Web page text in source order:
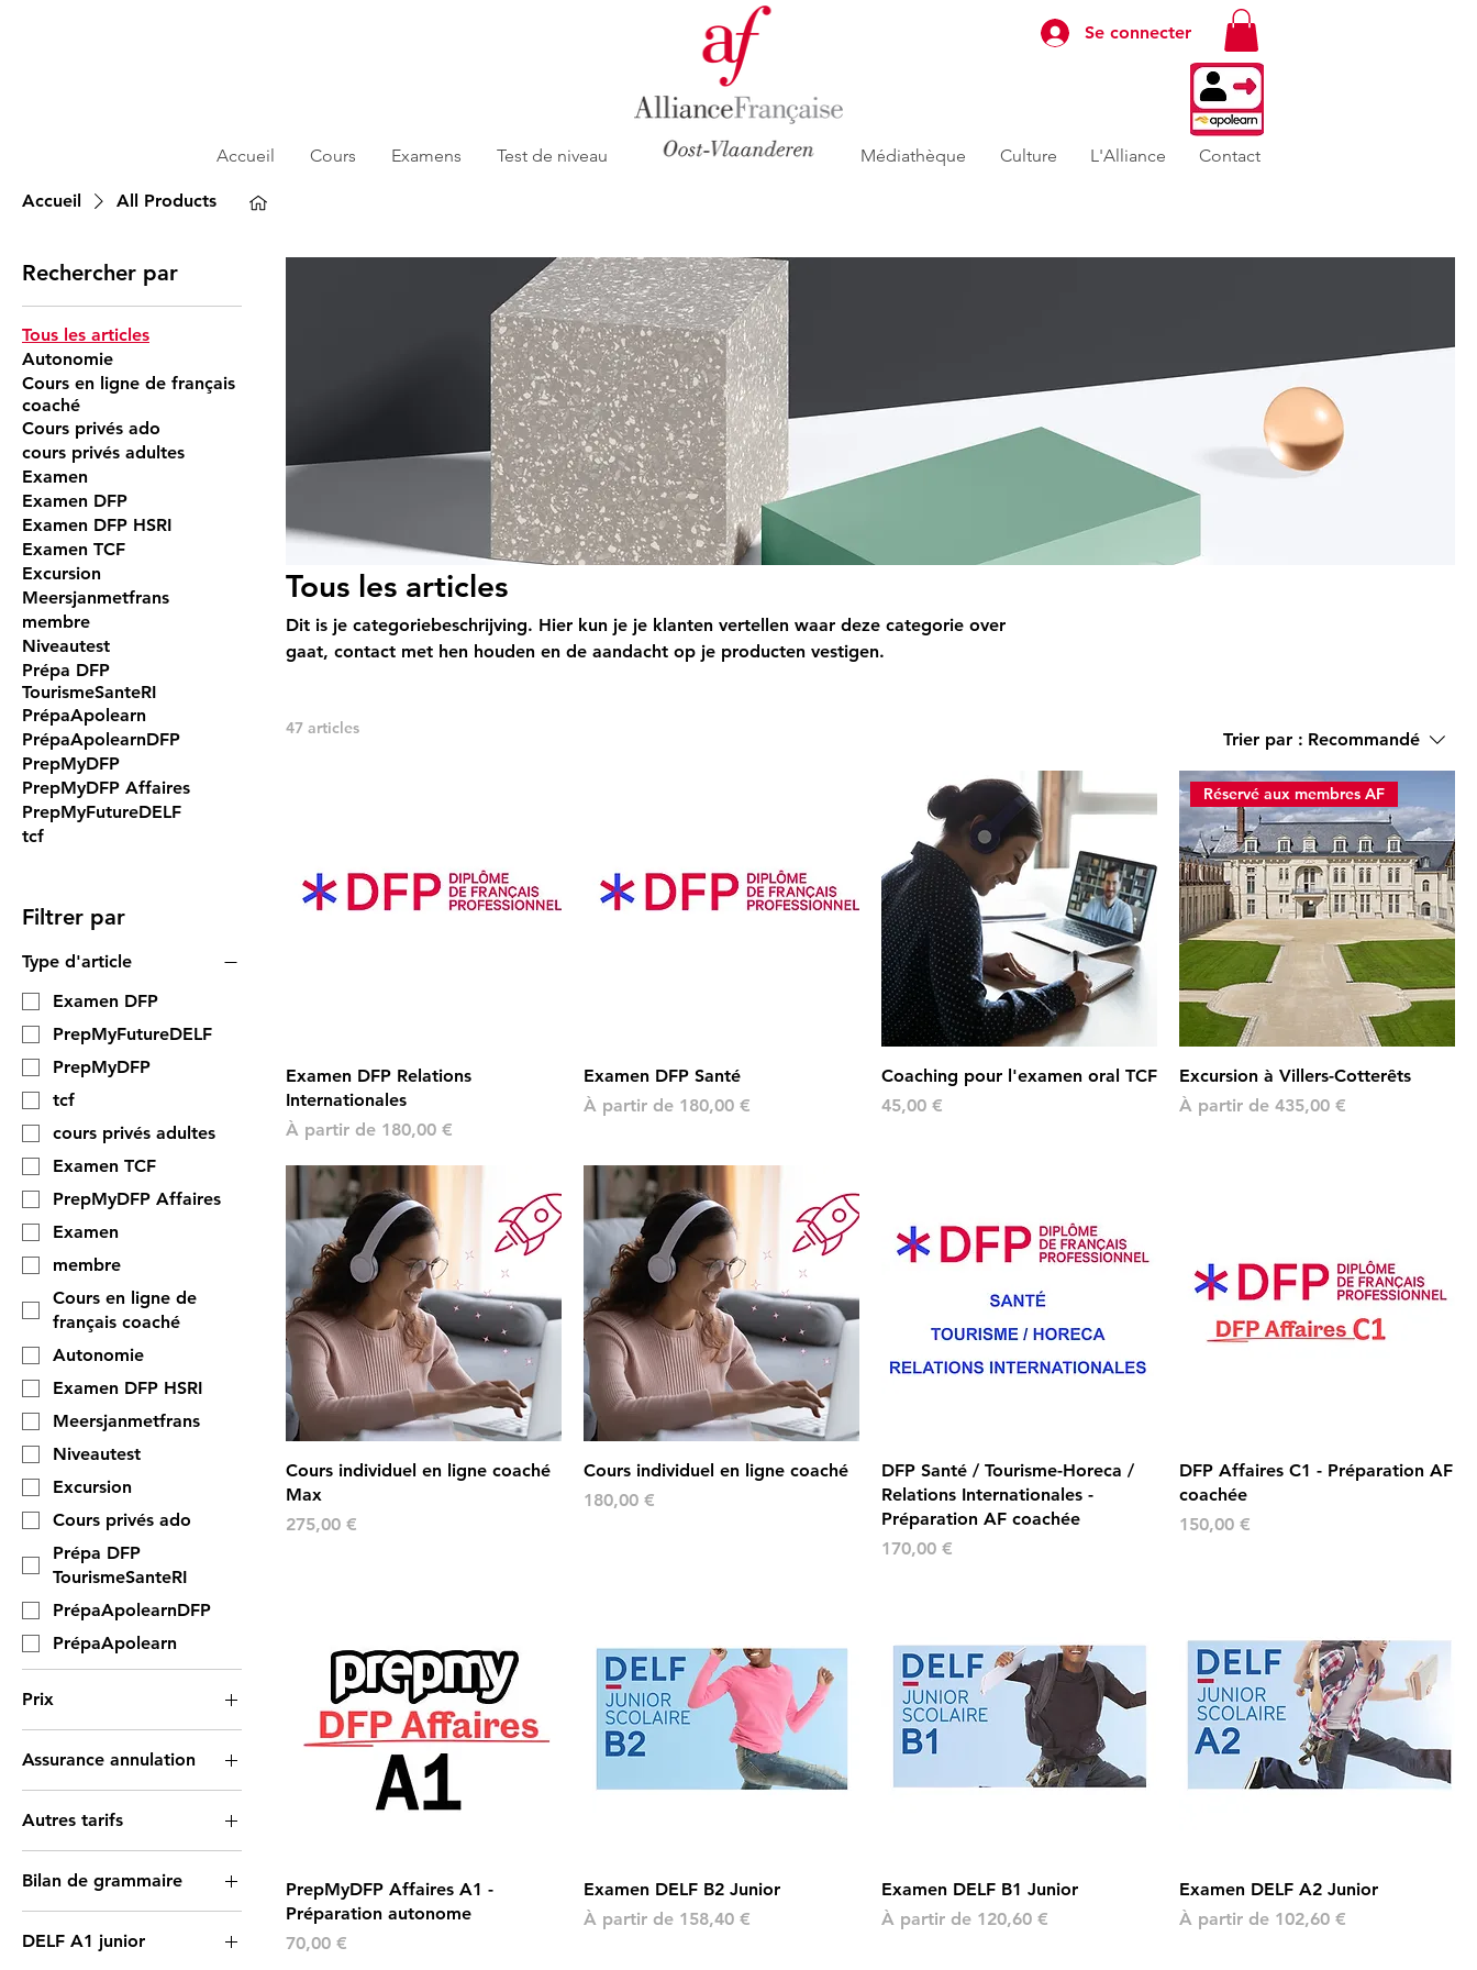
Accueil Cours Examens Test de niveau
Se connecter
Médiathèque Culture L'Alliance Contact
Accueil All Products
Rechercher par
Tous les articles
Autonomie
Cours en ligne de français
coaché
Cours privés ado
cours privés adultes
Examen
Examen DFP
Examen DFP HSRI
Examen TCF
Excursion
Meersjanmetfrans
membre
Niveautest
Prépa DFP
TourismeSanteRI
PrépaApolearn
PrépaApolearnDFP
PrepMyDFP
PrepMyDFP Affaires
PrepMyFutureDELF
tcf
Filtrer par
Type d'article
Examen DFP
PrepMyFutureDELF
PrepMyDFP
tcf
cours privés adultes
Examen TCF
PrepMyDFP Affaires
Examen
membre
Cours en ligne de
français coaché
Autonomie
Examen DFP HSRI
Meersjanmetfrans
Niveautest
Excursion
Cours privés ado
Prépa DFP
TourismeSanteRI
PrépaApolearnDFP
PrépaApolearn
Prix
10 € 840 €
Assurance annulation
Assurance annulation
Assurance
annulation+supplément
chambre single
Sans assurance
annulation
Autres tarifs
Tarif normal
Bilan de grammaire
2 niveaux : A1 + A2
2 niveaux : A2 + B1
DELF A1 junior
Tous les articles
Dit is je categoriebeschrijving. Hier kun je je klanten vertellen waar deze categorie over
gaat, contact met hen houden en de aandacht op je producten vestigen.
47 articles
Trier par : Recommandé
Examen DFP Relations
Internationales
À partir de 180,00 €
Prix promotionnel
Examen DFP Santé
À partir de 180,00 €
Prix promotionnel
Coaching pour l'examen oral TCF
Prix
45,00 €
Réservé aux membres AF
Excursion à Villers-Cotterêts
À partir de 435,00 €
Prix promotionnel
Cours individuel en ligne coaché
Max
Prix
275,00 €
Cours individuel en ligne coaché
Prix
180,00 €
DFP Santé / Tourisme-Horeca /
Relations Internationales -
Préparation AF coachée
Prix
170,00 €
DFP Affaires C1 - Préparation AF
coachée
Prix
150,00 €
PrepMyDFP Affaires A1 -
Préparation autonome
Prix
70,00 €
Examen DELF B2 Junior
À partir de 158,40 €
Prix promotionnel
Examen DELF B1 Junior
À partir de 120,60 €
Prix promotionnel
Examen DELF A2 Junior
À partir de 102,60 €
Prix promotionnel